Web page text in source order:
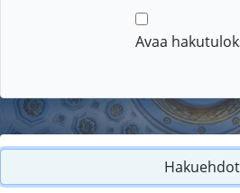
Avaa
Hakuehdot